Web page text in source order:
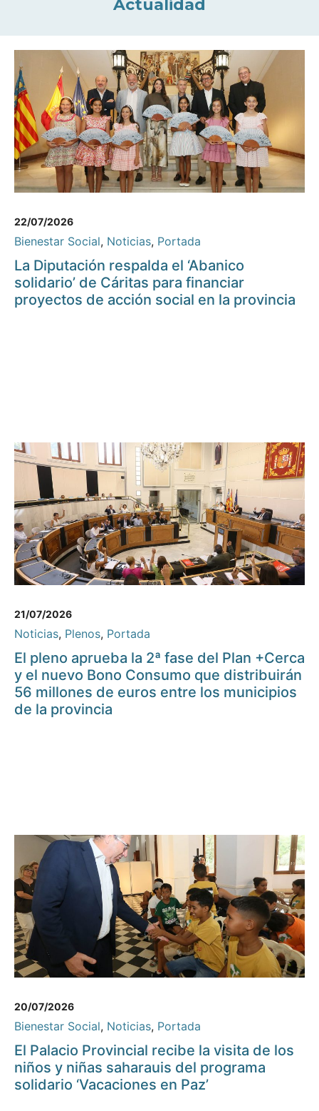
Actualidad
22/07/2026
Bienestar Social, Noticias, Portada
La Diputación respalda el ‘Abanico
solidario’ de Cáritas para financiar
proyectos de acción social en la provincia
21/07/2026
Noticias, Plenos, Portada
El pleno aprueba la 2ª fase del Plan +Cerca
y el nuevo Bono Consumo que distribuirán
56 millones de euros entre los municipios
de la provincia
20/07/2026
Bienestar Social, Noticias, Portada
El Palacio Provincial recibe la visita de los
niños y niñas saharauis del programa
solidario ‘Vacaciones en Paz’